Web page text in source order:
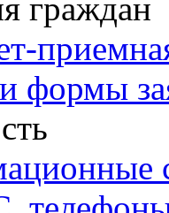
граждан
формы